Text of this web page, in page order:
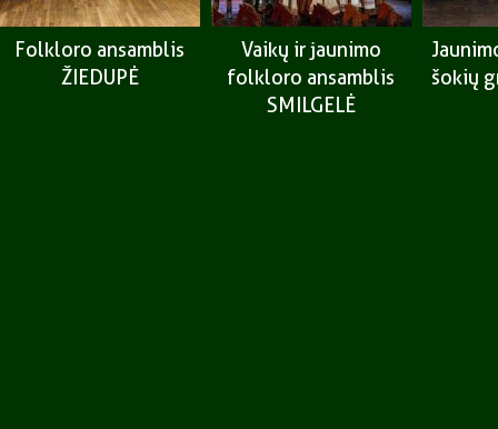
Folkloro ansamblis
ŽIEDUPĖ
Vaikų ir jaunimo
folkloro ansamblis
SMILGELĖ
šokių